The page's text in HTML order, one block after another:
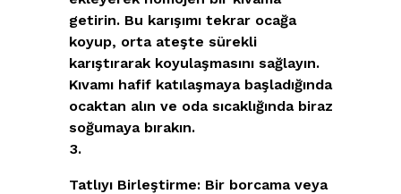
getirin. Bu karışımı tekrar ocağa
koyup, orta ateşte sürekli
karıştırarak koyulaşmasını sağlayın.
Kıvamı hafif katılaşmaya başladığında
ocaktan alın ve oda sıcaklığında biraz
soğumaya bırakın.
Tatlıyı Birleştirme:Bir borcama veya